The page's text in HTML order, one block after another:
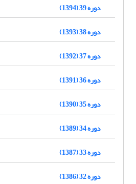
دوره 39 (1394)
دوره 38 (1393)
دوره 37 (1392)
دوره 36 (1391)
دوره 35 (1390)
دوره 34 (1389)
دوره 33 (1387)
دوره 32 (1386)